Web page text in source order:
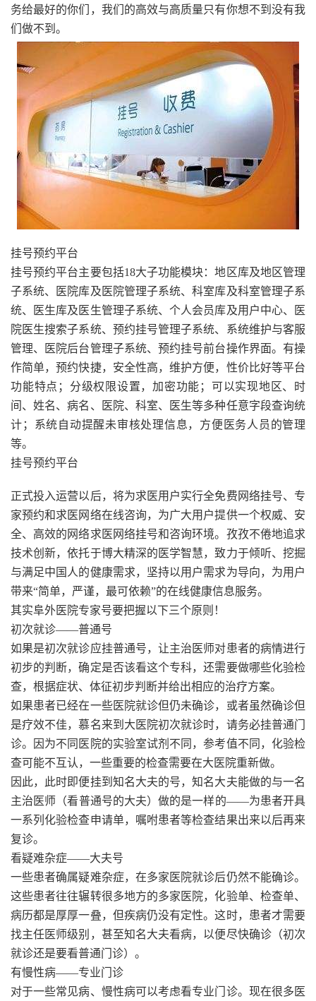
务给最好的你们，我们的高效与高质量只有你想不到没有我
们做不到。
挂号预约平台
挂号预约平台主要包括18大子功能模块：地区库及地区管理
子系统、医院库及医院管理子系统、科室库及科室管理子系
统、医生库及医生管理子系统、个人会员库及用户中心、医
院医生搜索子系统、预约挂号管理子系统、系统维护与客服
管理、医院后台管理子系统、预约挂号前台操作界面。有操
作简单，预约快捷，安全性高，维护方便，性价比好等平台
功能特点；分级权限设置，加密功能；可以实现地区、时
间、姓名、病名、医院、科室、医生等多种任意字段查询统
计；系统自动提醒未审核处理信息，方便医务人员的管理
等。
挂号预约平台
正式投入运营以后，将为求医用户实行全免费网络挂号、专
家预约和求医网络在线咨询，为广大用户提供一个权威、安
全、高效的网络求医网络挂号和咨询环境。孜孜不倦地追求
技术创新，依托于博大精深的医学智慧，致力于倾听、挖掘
与满足中国人的健康需求，坚持以用户需求为导向，为用户
带来“简单，严谨，最可依赖”的在线健康信息服务。
其实阜外医院专家号要把握以下三个原则！
初次就诊——普通号
如果是初次就诊应挂普通号，让主治医师对患者的病情进行
初步的判断，确定是否该看这个专科，还需要做哪些化验检
查，根据症状、体征初步判断并给出相应的治疗方案。
如果患者已经在一些医院就诊但仍未确诊，或者虽然确诊但
是疗效不佳，慕名来到大医院初次就诊时，请务必挂普通门
诊。因为不同医院的实验室试剂不同，参考值不同，化验检
查可能不互认，一些重要的检查需要在大医院重新做。
因此，此时即便挂到知名大夫的号，知名大夫能做的与一名
主治医师（看普通号的大夫）做的是一样的——为患者开具
一系列化验检查申请单，嘱咐患者等检查结果出来以后再来
复诊。
看疑难杂症——大夫号
一些患者确属疑难杂症，在多家医院就诊后仍然不能确诊。
这些患者往往辗转很多地方的多家医院，化验单、检查单、
病历都是厚厚一叠，但疾病仍没有定性。这时，患者才需要
找主任医师级别，甚至知名大夫看病，以便尽快确诊（初次
就诊还是要看普通门诊）。
有慢性病——专业门诊
对于一些常见病、慢性病可以考虑看专业门诊。现在很多医